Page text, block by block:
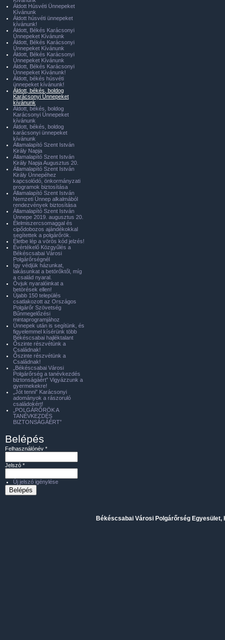
Áldott Húsvéti Ünnepeket
Kívánunk
Áldott húsvéti ünnepeket
kívánunk!
Áldott, Békés Karácsonyi
Ünnepeket Kívánunk
Áldott, Békés Karácsonyi
Ünnepeket Kívánunk
Áldott, Békés Karácsonyi
Ünnepeket Kívánunk
Áldott, Békés Karácsonyi
Ünnepeket Kívánunk!
Áldott, békés húsvéti
ünnepeket kívánunk!
Áldott, békés, boldog
Karácsonyi Ünnepeket
kívánunk
Áldott, békés, boldog
Karácsonyi Ünnepeket
kívánunk
Áldott, békés, boldog
karácsonyi ünnepeket
kívánunk
Államalapító Szent István
Király Napja
Államalapító Szent István
Király Napja Augusztus 20.
Államalapító Szent István
Király Ünnepéhez
kapcsolódó, önkormányzati
programok biztosítása
Államalapító Szent István
Nemzeti Ünnep alkalmából
rendezvények biztosítása
Államalapító Szent István
Ünnepe 2019. augusztus 20.
Élelmiszercsomaggal és
cipődobozos ajándékokkal
segítettek a polgárőrök.
Életbe lép a vörös kód jelzés!
Évértékelő Közgyűlés a
Békéscsabai Városi
Polgárőrségnél
Így védjük házunkat,
lakásunkat a betörőktől, míg
a család nyaral.
Óvjuk nyaralóinkat a
betörések ellen!
Újabb 150 település
csatlakozott az Országos
Polgárőr Szövetség
Bűnmegelőzési
mintaprogramjához
Ünnepek után is segítünk, és
figyelemmel kísérünk több
Békéscsabai hajléktalant
Őszinte részvétünk a
Családnak!
Őszinte részvétünk a
Családnak!
„Békéscsabai Városi
Polgárőrség a tanévkezdés
biztonságáért” Vigyázzunk a
gyermekekre!
„Jót tenni” Karácsonyi
adományok a rászoruló
családokért!
„POLGÁRŐRÖK A
TANÉVKEZDÉS
BIZTONSÁGÁÉRT”
Belépés
Felhasználónév *
Jelszó *
Új jelszó igénylése
Békéscsabai Városi Polgárőrség Egyesület,